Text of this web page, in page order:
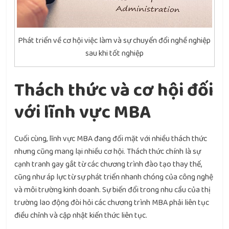
Phát triển về cơ hội việc làm và sự chuyển đổi nghề nghiệp
sau khi tốt nghiệp
Thách thức và cơ hội đối
với lĩnh vực MBA
Cuối cùng, lĩnh vực MBA đang đối mặt với nhiều thách thức
nhưng cũng mang lại nhiều cơ hội. Thách thức chính là sự
cạnh tranh gay gắt từ các chương trình đào tạo thay thế,
cũng như áp lực từ sự phát triển nhanh chóng của công nghệ
và môi trường kinh doanh. Sự biến đổi trong nhu cầu của thị
trường lao động đòi hỏi các chương trình MBA phải liên tục
điều chỉnh và cập nhật kiến thức liên tục.